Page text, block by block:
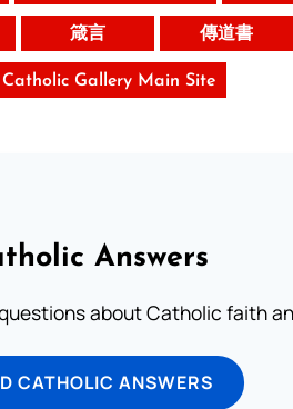
箴言 傳道書
Gallery Main Site
Answers
about Catholic faith
CATHOLIC ANSWERS